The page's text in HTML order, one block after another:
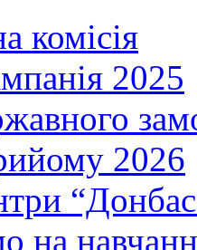
комісія
2025
2026
на